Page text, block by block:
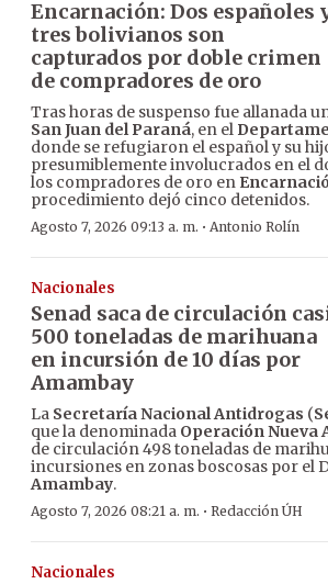
Encarnación: Dos españoles
tres bolivianos son
capturados por doble crimen
de compradores de oro
Tras horas de suspenso fue allanada
San Juan del Paraná, en el
donde se refugiaron el español y su
presumiblemente involucrados en el
los compradores de oro en
procedimiento dejó cinco detenidos.
Agosto 7, 2026 09:13 a. m. · Antonio Rolín
Nacionales
Senad saca de circulación
500 toneladas de marihuana
en incursión de 10 días por
Amambay
La Secretaría Nacional Antidrogas (
que la denominada Operación Nueva
de circulación 498 toneladas de
incursiones en zonas boscosas por el
Amambay.
Agosto 7, 2026 08:21 a. m. · Redacción ÚH
Nacionales